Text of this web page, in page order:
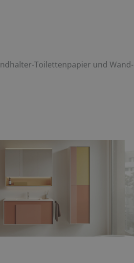
Toilettenpapier und Wand-